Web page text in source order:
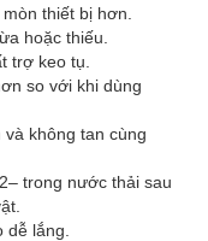
thiết bị hơn.
hoặc thiếu.
trợ keo tụ.
so với khi dùng
không tan cùng
trong nước thải sau
lắng.